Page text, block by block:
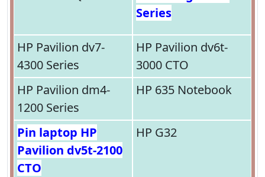
Series
HP Pavilion dv7-
4300 Series
HP Pavilion dv6t-
3000 CTO
HP Pavilion dm4-
1200 Series
HP 635 Notebook
Pin laptop HP
Pavilion dv5t-2100
CTO
HP G32